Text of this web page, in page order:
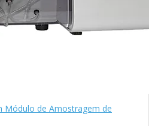
Módulo de Amostragem de